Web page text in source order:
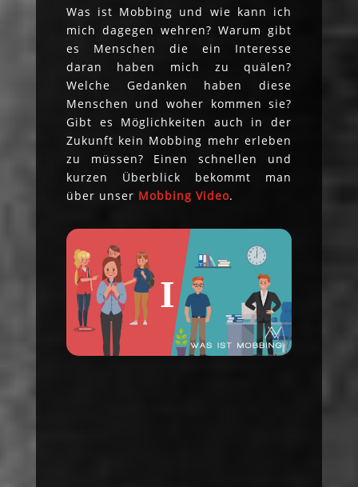
Was ist Mobbing und wie kann ich
mich dagegen wehren? Warum gibt
es Menschen die ein Interesse
daran haben mich zu quälen?
Welche Gedanken haben diese
Menschen und woher kommen sie?
Gibt es Möglichkeiten auch in der
Zukunft kein Mobbing mehr erleben
zu müssen? Einen schnellen und
kurzen Überblick bekommt man
über unser Mobbing Video.